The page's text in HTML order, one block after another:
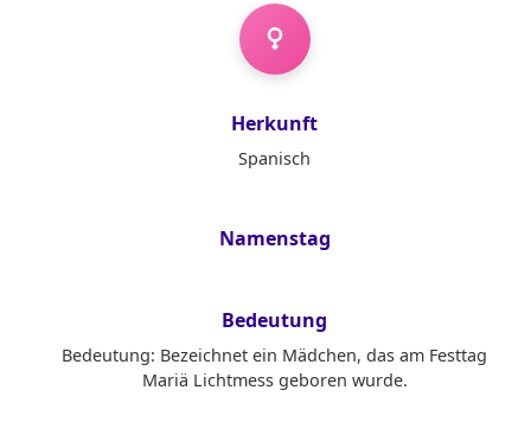
Mädchenname
Herkunft
Spanisch
Namenstag
Bedeutung
Bedeutung: Bezeichnet ein Mädchen, das am Festtag
Mariä Lichtmess geboren wurde.